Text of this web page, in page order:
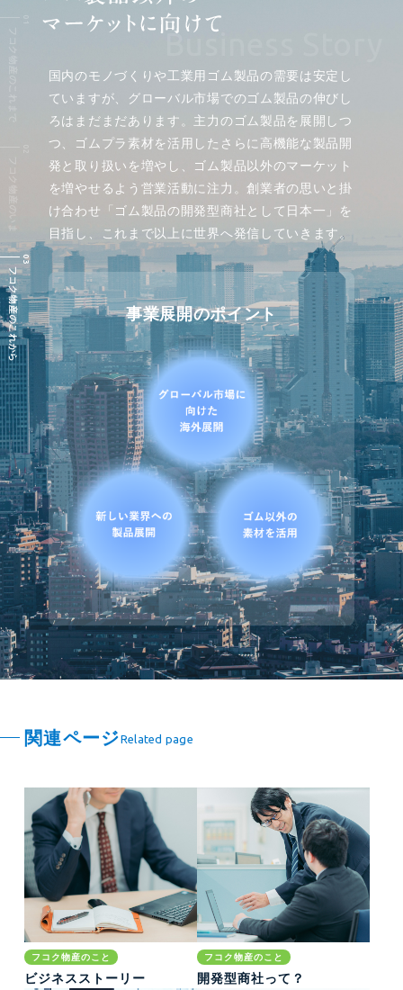
Business Story
国内のモノづくりや工業用ゴム製品の需要は安定し
ていますが、グローバル市場でのゴム製品の伸びし
ろはまだまだあります。主力のゴム製品を展開しつ
つ、ゴムプラ素材を活用したさらに高機能な製品開
発と取り扱いを増やし、ゴム製品以外のマーケット
を増やせるよう営業活動に注力。創業者の思いと掛
け合わせ「ゴム製品の開発型商社として日本一」を
目指し、これまで以上に世界へ発信していきます。
事業展開のポイント
フコク物産のこれまで
フコク物産のこれから
関連ページRelated page
フコク物産のこと
ビジネスストーリー
フコク物産のこと
開発型商社って？